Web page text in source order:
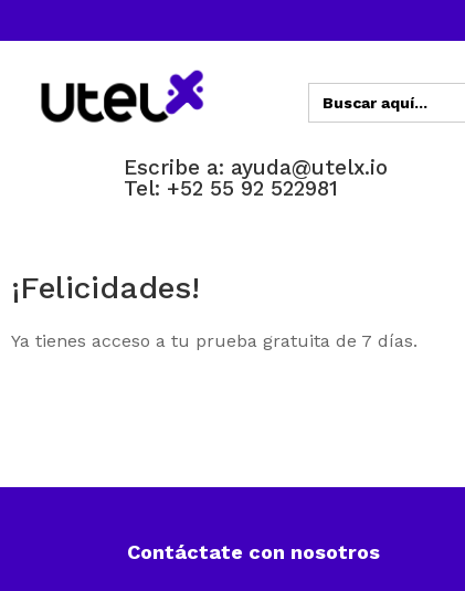
Buscar:
Escribe a: ayuda@utelx.io
Tel: +52 55 92 522981
¡Felicidades!
Ya tienes acceso a tu prueba gratuita de 7 días.
Contáctate con nosotros